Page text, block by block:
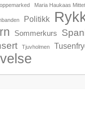
Maria Haukaas Mittet
Politikk
Sommerkurs
Tjuvholmen